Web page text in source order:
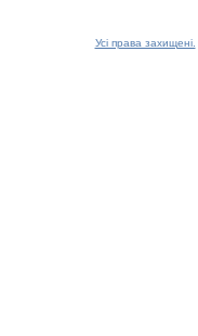
Усі права захищені.